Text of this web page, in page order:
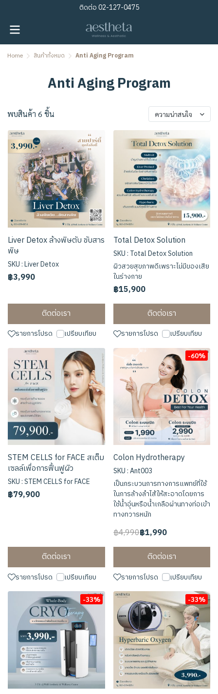
ติดต่อ02-127-0475
Home สินค้าทั้งหมด Anti Aging Program
Anti Aging Program
พบสินค้า 6 ชิ้น ความน่าสนใจ
Liver Detox ล้างพิษตับ ขับสาร
พิษ
SKU : Liver Detox
฿3,990
ติดต่อเรา
รายการโปรด เปรียบเทียบ
Total Detox Solution
SKU : Total Detox Solution
ผิวสวยสุขภาพดีเพราะไม่มีของเสีย
ในร่างกาย
฿15,900
ติดต่อเรา
รายการโปรด เปรียบเทียบ
STEM CELLS for FACE สเต็ม
เซลล์เพื่อการฟื้นฟูผิว
SKU : STEM CELLS for FACE
฿79,900
ติดต่อเรา
รายการโปรด เปรียบเทียบ
-60%
Colon Hydrotherapy
SKU : Ant003
เป็นกระบวนการทางการแพทย์ที่ใช้
ในการล้างลำไส้ให้สะอาดโดยการ
ใช้น้ำอุ่นหรือน้ำเกลือผ่านทางท่อเข้า
ทางทวารหนัก
฿4,990฿1,990
ติดต่อเรา
รายการโปรด เปรียบเทียบ
-33% -33%